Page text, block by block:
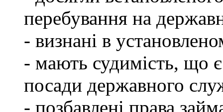
перебування на
- визнані в
- мають судимість, що
посади державного
- позбавлені права